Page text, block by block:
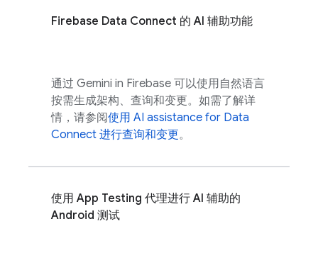
Firebase Data Connect 的 AI 辅助功能
通过 Gemini in Firebase 可以使用自然语言
按需生成架构、查询和变更。如需了解详
情，请参阅使用 AI assistance for Data
Connect 进行查询和变更。
使用 App Testing 代理进行 AI 辅助的
Android 测试